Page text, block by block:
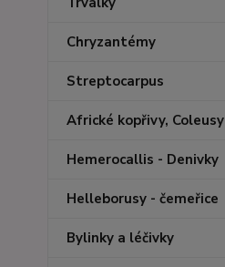
Chryzantémy
Streptocarpus
Africké kopřivy, Coleusy
Hemerocallis - Denivky
Helleborusy - čemeřice
Bylinky a léčivky